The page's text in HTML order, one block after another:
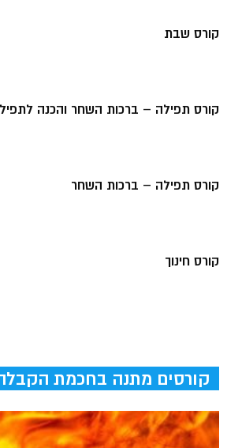
קורס שבת
קורס תפילה – ברכות השחר והכנה
קורס תפילה – ברכות השחר
קורס חינוך
קורסים מתנה בחכמת